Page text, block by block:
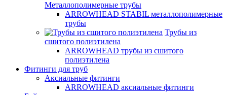
Металлополимерные трубы
ARROWHEAD STABIL металлополимерные
трубы
Трубы из
сшитого полиэтилена
ARROWHEAD трубы из сшитого
полиэтилена
Фитинги для труб
Аксиальные фитинги
ARROWHEAD аксиальные фитинги